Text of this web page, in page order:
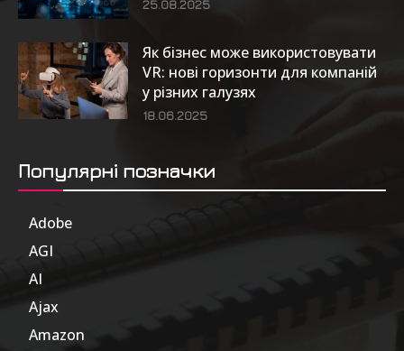
25.08.2025
Як бізнес може використовувати
VR: нові горизонти для компаній
у різних галузях
18.06.2025
Популярні позначки
Adobe
AGI
AI
Ajax
Amazon